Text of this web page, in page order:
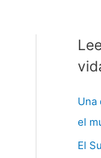
Una
el
El
C
a
e
g
o